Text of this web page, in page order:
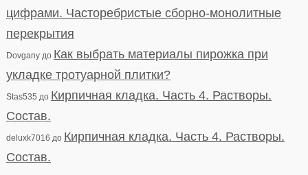
цифрами. Часторебристые сборно-монолитные
перекрытия
Dovganyдо Как выбрать материалы пирожка при
укладке тротуарной плитки?
Stas535 до Кирпичная кладка. Часть 4. Растворы.
Состав.
deluxk7016 до Кирпичная кладка. Часть 4. Растворы.
Состав.